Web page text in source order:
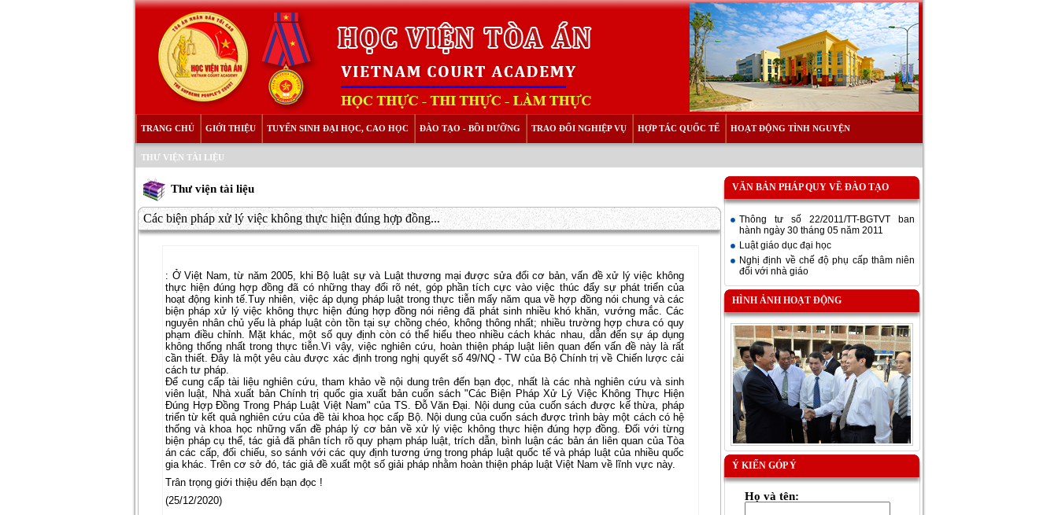
TRANG CHỦ GIỚI THIỆU TUYỂN SINH ĐẠI HỌC, CAO HỌC ĐÀO TẠO - BỒI DƯỠNG TRAO ĐỔI NGHIỆP VỤ HỢP TÁC QUỐC TẾ HOẠT ĐỘNG TÌNH NGUYỆN
THƯ VIỆN TÀI LIỆU
Thư viện tài liệu
Các biện pháp xử lý việc không thực hiện đúng hợp đồng...
: Ở Việt Nam, từ năm 2005, khi Bộ luật sự và Luật thương mại được sửa đổi cơ bản, vấn đề xử lý việc không
thực hiện đúng hợp đồng đã có những thay đổi rõ nét, góp phần tích cực vào việc thúc đẩy sự phát triển của
hoạt động kinh tế.Tuy nhiên, việc áp dụng pháp luật trong thực tiễn mấy năm qua về hợp đồng nói chung và các
biện pháp xử lý việc không thực hiện đúng hợp đồng nói riêng đã phát sinh nhiều khó khăn, vướng mắc. Các
nguyên nhân chủ yếu là pháp luật còn tồn tại sự chồng chéo, không thông nhất; nhiều trường hợp chưa có quy
phạm điều chỉnh. Mặt khác, một số quy định còn có thể hiểu theo nhiều cách khác nhau, dẫn đến sự áp dụng
không thống nhất trong thực tiễn.Vì vậy, việc nghiên cứu, hoàn thiện pháp luật liên quan đến vấn đề này là rất
cần thiết. Đây là một yêu càu được xác định trong nghị quyết số 49/NQ - TW của Bộ Chính trị về Chiến lược cải
cách tư pháp.
Để cung cấp tài liệu nghiên cứu, tham khảo về nội dung trên đến bạn đọc, nhất là các nhà nghiên cứu và sinh
viên luật, Nhà xuất bản Chính trị quốc gia xuất bản cuốn sách "Các Biện Pháp Xử Lý Việc Không Thực Hiện
Đúng Hợp Đồng Trong Pháp Luật Việt Nam" của TS. Đỗ Văn Đại. Nội dung của cuốn sách được kế thừa, pháp
triển từ kết quả nghiên cứu của đề tài khoa học cấp Bộ. Nội dung của cuốn sách được trình bày một cách có hệ
thống và khoa học những vấn đề pháp lý cơ bản về xử lý việc không thực hiện đúng hợp đồng. Đối với từng
biện pháp cụ thể, tác giả đã phân tích rõ quy phạm pháp luật, trích dẫn, bình luận các bản án liên quan của Tòa
án các cấp, đối chiếu, so sánh với các quy định tương ứng trong pháp luật quốc tế và pháp luật của nhiều quốc
gia khác. Trên cơ sở đó, tác giả đề xuất một số giải pháp nhằm hoàn thiện pháp luật Việt Nam về lĩnh vực này.
Trân trọng giới thiệu đến bạn đọc !
(25/12/2020)
VĂN BẢN PHÁP QUY VỀ ĐÀO TẠO
Thông tư số 22/2011/TT-BGTVT ban
hành ngày 30 tháng 05 năm 2011
Luật giáo dục đại học
Nghị định về chế độ phụ cấp thâm niên
đối với nhà giáo
HÌNH ẢNH HOẠT ĐỘNG
Ý KIẾN GÓP Ý
Họ và tên: